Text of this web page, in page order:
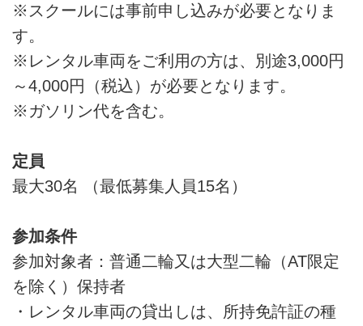
※スクールには事前申し込みが必要となりま
す。
※レンタル車両をご利用の方は、別途3,000円
～4,000円（税込）が必要となります。
※ガソリン代を含む。
定員
最大30名 （最低募集人員15名）
参加条件
参加対象者：普通二輪又は大型二輪（AT限定
を除く）保持者
・レンタル車両の貸出しは、所持免許証の種